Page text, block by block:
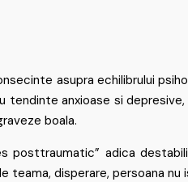
asupra echilibrului
anxioase si
boala.
posttraumatic” adica
disperare, persoana nu